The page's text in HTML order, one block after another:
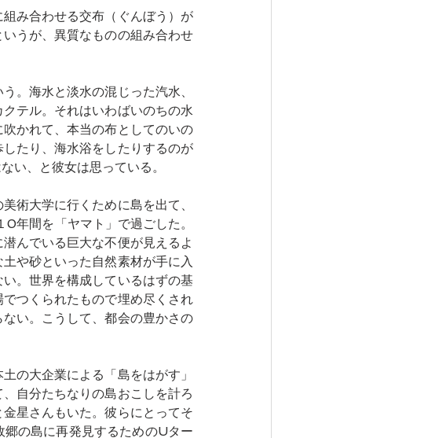
み合わせる交布（ぐんぼう）が
うが、異質なものの組み合わせ
。海水と淡水の混じった汽水、
テル。それはいわばいのちの水
かれて、本当の布としてのいの
たり、海水浴をしたりするのが
い、と彼女は思っている。
術大学に行くために島を出て、
年間を「ヤマト」で過ごした。
んでいる巨大な不便が見えるよ
や砂といった自然素材が手に入
。世界を構成しているはずの基
つくられたもので埋め尽くされ
い。こうして、都会の豊かさの
の大企業による「島をはがす」
自分たちなりの島おこしを計ろ
星さんもいた。彼らにとってそ
の島に再発見するためのUター